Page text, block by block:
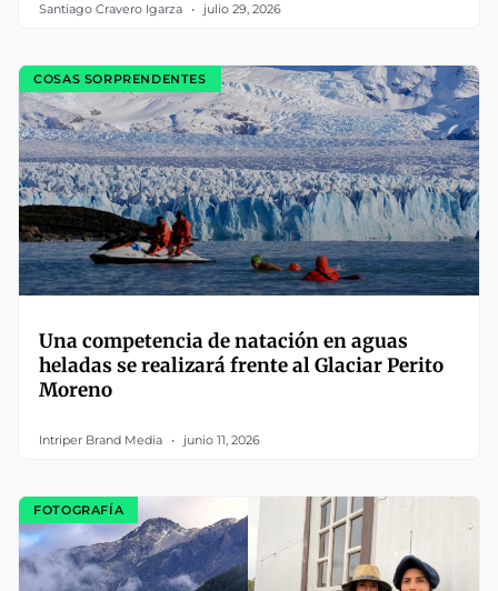
Santiago Cravero Igarza julio 29, 2026
COSAS SORPRENDENTES
Una competencia de natación en aguas
heladas se realizará frente al Glaciar Perito
Moreno
Intriper Brand Media junio 11, 2026
FOTOGRAFÍA